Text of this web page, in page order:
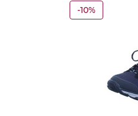
-10%